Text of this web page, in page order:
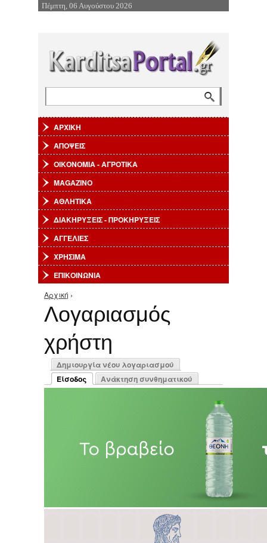
Επιστροφή στην Πλοήγηση
Πέμπτη, 06 Αυγούστου 2026
ΑΡΧΙΚΗ
ΑΠΟΨΕΙΣ
ΟΙΚΟΝΟΜΙΑ - ΑΓΡΟΤΙΚΑ
MAGAZINO
ΑΘΛΗΤΙΚΑ
ΔΙΑΚΗΡΥΞΕΙΣ - ΠΡΟΚΗΡΥΞΕΙΣ
ΑΓΓΕΛΙΕΣ
ΧΡΗΣΙΜΑ
ΕΠΙΚΟΙΝΩΝΙΑ
Είστε εδώ
Αρχική ›
Λογαριασμός
χρήστη
Πρωτεύουσες καρτέλες
Δημιουργία νέου λογαριασμού
Είσοδος
(ενεργή καρτέλα)
Ανάκτηση συνθηματικού